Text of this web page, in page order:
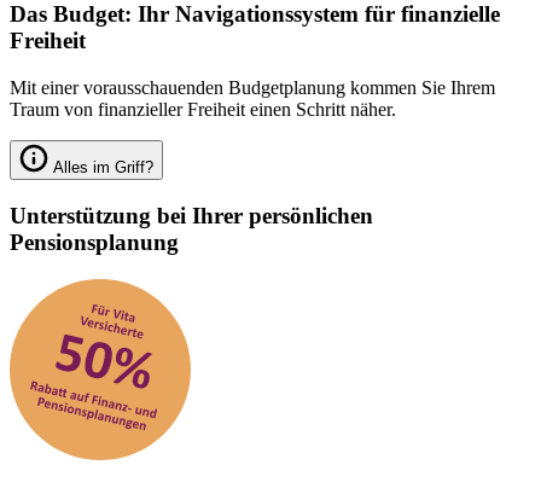
Das Budget: Ihr Navigationssystem für finanzielle
Freiheit
Mit einer vorausschauenden Budgetplanung kommen Sie Ihrem
Traum von finanzieller Freiheit einen Schritt näher.
Alles im Griff?
Unterstützung bei Ihrer persönlichen
Pensionsplanung